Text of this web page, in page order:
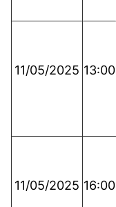
11/05/2025 13:00
11/05/2025 16:00